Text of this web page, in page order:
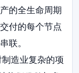
的全生命周期
付的每个节点
联。
造业复杂的项